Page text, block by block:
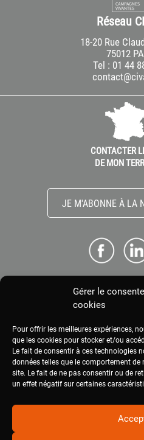
Gérer le
cookies
Pour offrir les meilleures expériences,
que les cookies pour stocker et/ou
Le fait de consentir à ces technologies
données telles que le comportement
site. Le fait de ne pas consentir ou de
un effet négatif sur certaines
Réseau
18-20 Rue
75012
Tel : 01 44
CONTACTER
DE MON
JE M'ABONNE À LA
ME
ESPACE
MENTIONS